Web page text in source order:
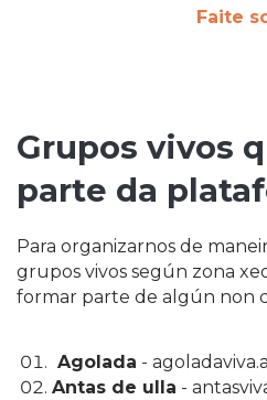
Faite
Grupos vivos
parte da
Para organizarnos de
grupos vivos según zona
formar parte de algún non
Agolada -
Antas de ulla -